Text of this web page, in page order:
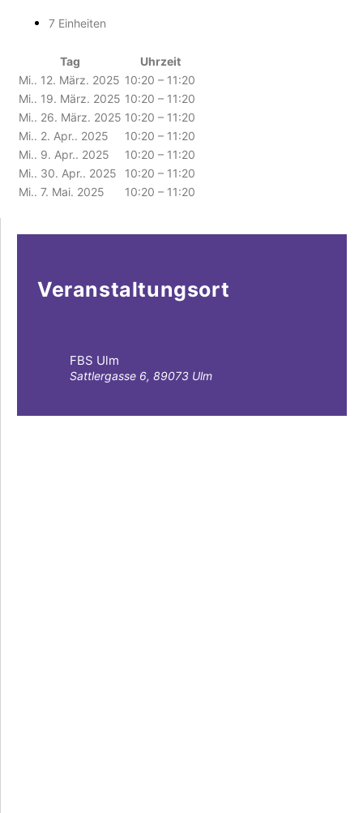
7 Einheiten
Tag
Uhrzeit
Mi.. 12. März. 2025 10:20 – 11:20
Mi.. 19. März. 2025 10:20 – 11:20
Mi.. 26. März. 2025 10:20 – 11:20
Mi.. 2. Apr.. 2025
10:20 – 11:20
Mi.. 9. Apr.. 2025
10:20 – 11:20
Mi.. 30. Apr.. 2025
10:20 – 11:20
Mi.. 7. Mai. 2025
10:20 – 11:20
Veranstaltungsort
FBS Ulm
Sattlergasse 6, 89073 Ulm